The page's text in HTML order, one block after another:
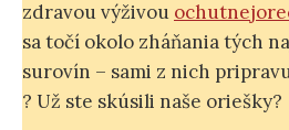
zdravou výživou
sa točí okolo zháňania tých
surovín – sami z nich
? Už ste skúsili naše oriešky?